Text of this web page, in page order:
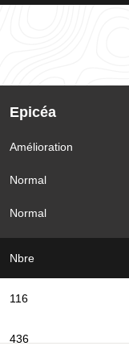
Epicéa
Amélioration
Normal
Normal
Nbre
116
436